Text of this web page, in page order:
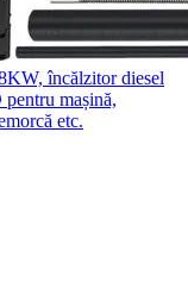
încălzitor diesel
mașină,
etc.